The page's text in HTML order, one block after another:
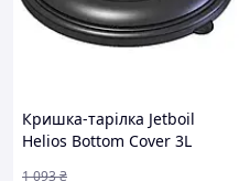
Кришка-тарілка Jetboil
Helios Bottom Cover 3L
1 093₴